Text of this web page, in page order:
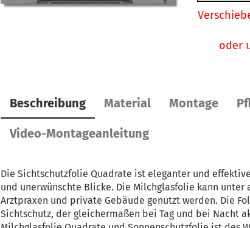
oder
Beschreibung Material Montage
Video-Montageanleitung
Die Sichtschutzfolie Quadrate ist eleganter und
und unerwünschte Blicke. Die Milchglasfolie kann unter
Arztpraxen und private Gebäude genutzt werden. Die
Sichtschutz, der gleichermaßen bei Tag und bei Nacht